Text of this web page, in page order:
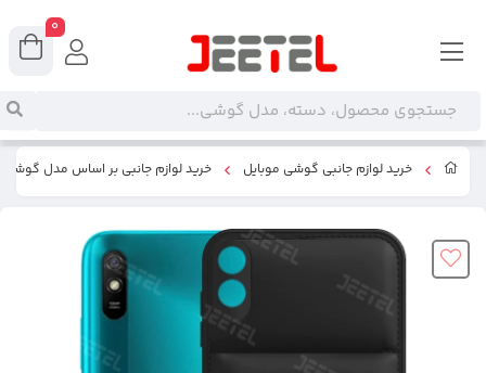
خرید لوازم جانبی گوشی موبایل خرید لوازم جانبی بر اساس مدل گوشی
0